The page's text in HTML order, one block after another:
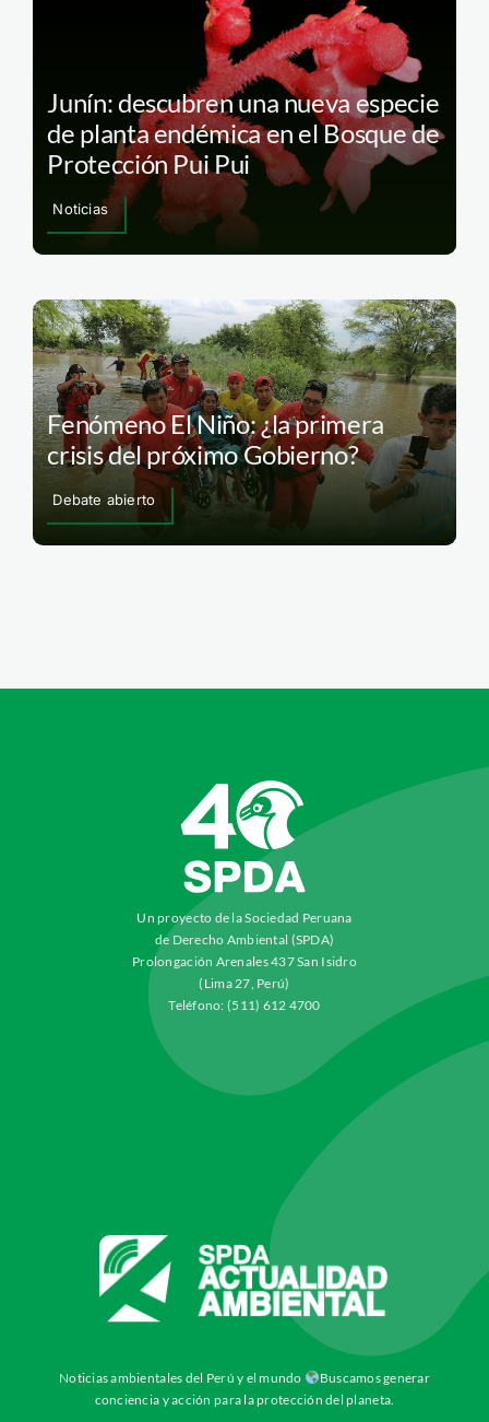
Junín: descubren una nueva especie
de planta endémica en el Bosque de
Protección Pui Pui
Noticias
Fenómeno El Niño: ¿la primera
crisis del próximo Gobierno?
Debate abierto
Un proyecto de la Sociedad Peruana
de Derecho Ambiental (SPDA)
Prolongación Arenales 437 San Isidro
(Lima 27, Perú)
Teléfono: (511) 612 4700
Noticias ambientales del Perú y el mundo
Buscamos generar
conciencia y acción para la protección del planeta.